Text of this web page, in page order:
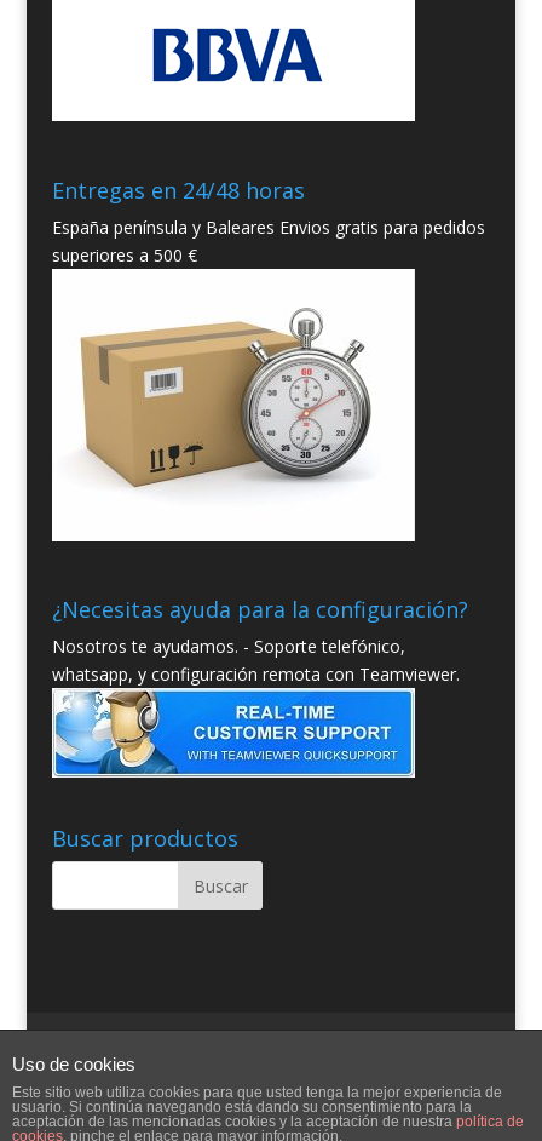
Entregas en 24/48 horas
España península y Baleares Envios gratis para pedidos
superiores a 500 €
¿Necesitas ayuda para la configuración?
Nosotros te ayudamos. - Soporte telefónico,
whatsapp, y configuración remota con Teamviewer.
Buscar productos
Contacto
Uso de cookies
Este sitio web utiliza cookies para que usted tenga la mejor experiencia de
usuario. Si continúa navegando está dando su consentimiento para la
aceptación de las mencionadas cookies y la aceptación de nuestra política de
cookies, pinche el enlace para mayor información.